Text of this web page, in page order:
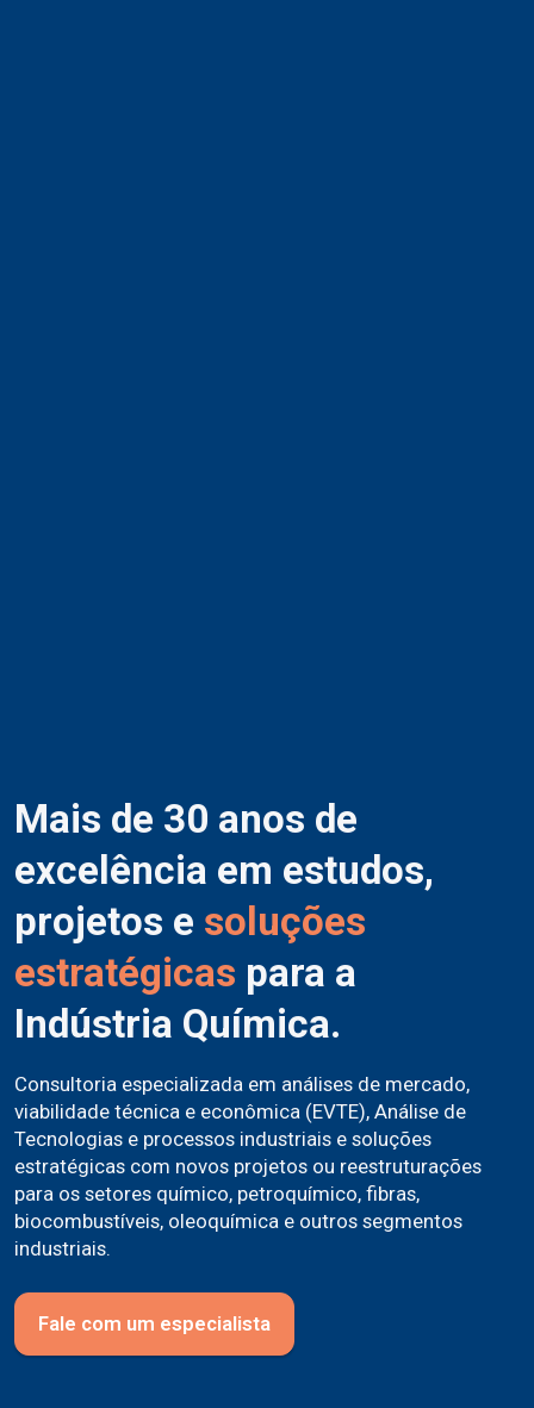
Mais de 30 anos de
excelência em estudos,
projetos e soluções
estratégicas para a
Indústria Química.
Consultoria especializada em análises de mercado,
viabilidade técnica e econômica (EVTE), Análise de
Tecnologias e processos industriais e soluções
estratégicas com novos projetos ou reestruturações
para os setores químico, petroquímico, fibras,
biocombustíveis, oleoquímica e outros segmentos
industriais.
Fale com um especialista